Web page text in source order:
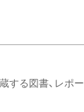
する図書、レポー